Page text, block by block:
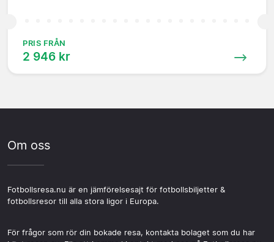
PRIS FRÅN
2 946 kr
Om oss
Fotbollsresa.nu är en jämförelsesajt för fotbollsbiljetter &
fotbollsresor till alla stora ligor i Europa.
För frågor som rör din bokade resa, kontakta bolaget som du har